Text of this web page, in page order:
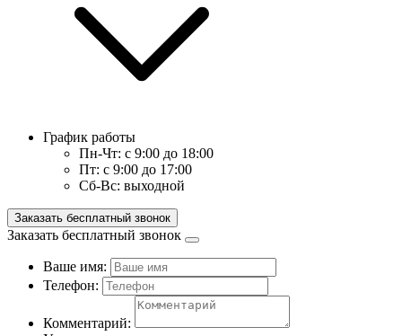
График работы
Пн-Чт: с 9:00 до 18:00
Пт: с 9:00 до 17:00
Сб-Вс: выходной
Заказать бесплатный звонок
Заказать бесплатный звонок
Ваше имя:
Телефон:
Комментарий: